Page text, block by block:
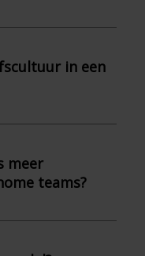
in een
meer
teams?